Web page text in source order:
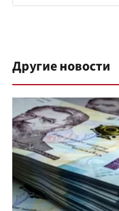
Другие новости